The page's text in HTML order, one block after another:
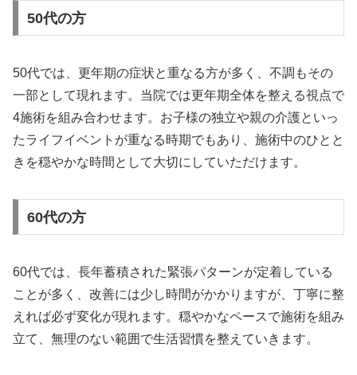
50代の方
50代では、更年期の症状と重なる方が多く、不調もその
一部として現れます。当院では更年期全体を整える視点で
4施術を組み合わせます。お子様の独立や親の介護といっ
たライフイベントが重なる時期でもあり、施術中のひとと
きを穏やかな時間として大切にしていただけます。
60代の方
60代では、長年蓄積された緊張パターンが定着している
ことが多く、改善には少し時間がかかりますが、丁寧に整
えれば必ず変化が現れます。穏やかなペースで施術を組み
立て、無理のない範囲で生活習慣を整えていきます。